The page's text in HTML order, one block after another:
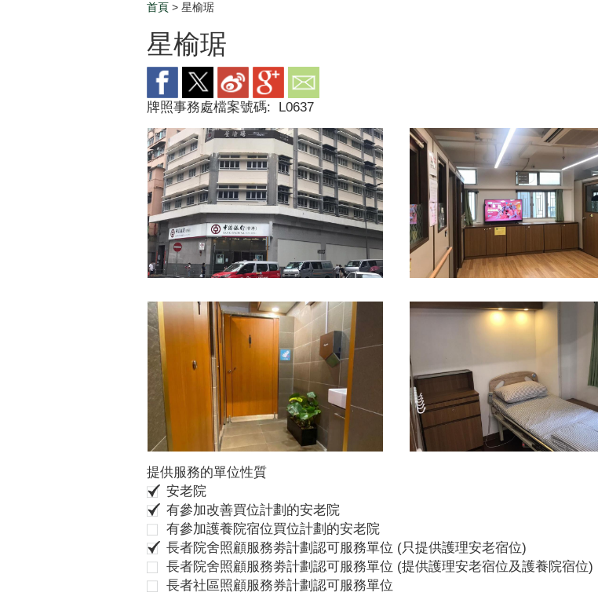
Breadcrumb
首頁 > 星榆琚
星榆琚
牌照事務處檔案號碼: L0637
提供服務的單位性質
安老院
有參加改善買位計劃的安老院
有參加護養院宿位買位計劃的安老院
長者院舍照顧服務劵計劃認可服務單位 (只提供護理安老宿位)
長者院舍照顧服務劵計劃認可服務單位 (提供護理安老宿位及護養院宿位)
長者社區照顧服務券計劃認可服務單位